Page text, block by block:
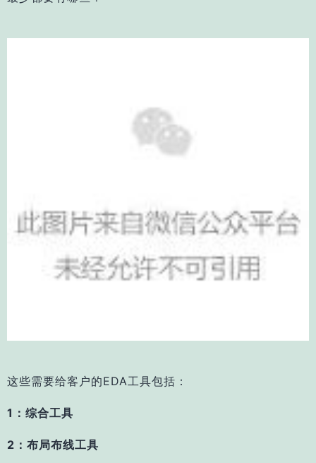
这些需要给客户的EDA工具包括：
1：综合工具
2：布局布线工具